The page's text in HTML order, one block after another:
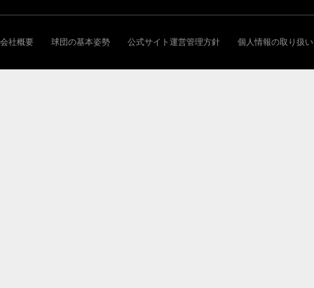
会社概要 球団の基本姿勢 公式サイト運営管理方針 個人情報の取り扱い